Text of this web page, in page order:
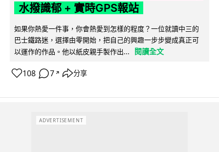
水撥識郁 + 實時GPS報站
如果你熱愛一件事，你會熱愛到怎樣的程度？一位就讀中三的
巴士鐵路迷，選擇由零開始，把自己的興趣一步步變成真正可
以運作的作品。他以紙皮親手製作出...
閱讀全文
108 7 ↗ 分享
ADVERTISEMENT